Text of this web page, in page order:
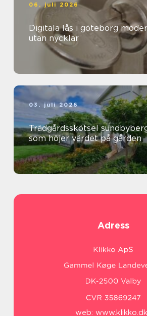
06. juli 2026
Digitala lås i göteborg modern säkerhet
utan nycklar
03. juli 2026
Trädgårdsskötsel sundbyberg
som höjer värdet på gården
Adress
web: